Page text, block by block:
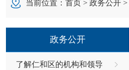
当前位置： 首页 > 政务公开 >
政务公开
了解仁和区的机构和领导